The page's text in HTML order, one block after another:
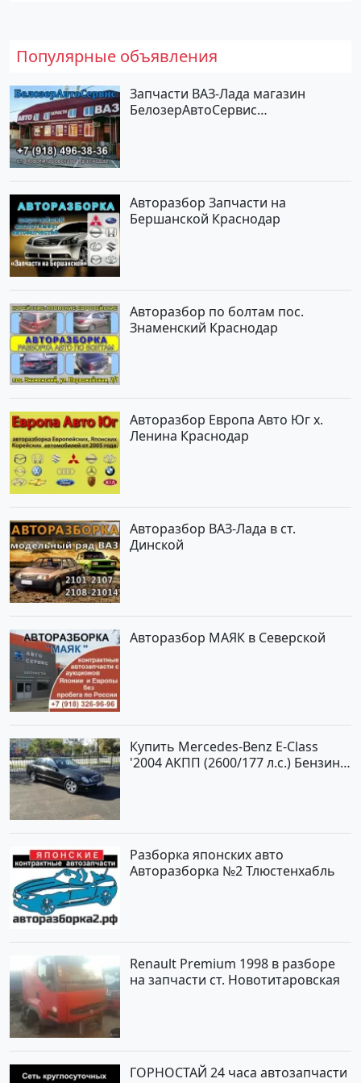
Популярные объявления
Запчасти ВАЗ-Лада магазин
БелозерАвтоСервис
Авторазбор Запчасти на
Бершанской Краснодар
Авторазбор по болтам пос.
Знаменский Краснодар
Авторазбор Европа Авто Юг х.
Ленина Краснодар
Авторазбор ВАЗ-Лада в ст.
Динской
Авторазбор МАЯК в Северской
Купить Mercedes-Benz E-Class
'2004 АКПП (2600/177 л.с.) Бензин
Разборка японских авто
Авторазборка №2 Тлюстенхабль
Renault Premium 1998 в разборе
на запчасти ст. Новотитаровская
ГОРНОСТАЙ 24 часа автозапчасти